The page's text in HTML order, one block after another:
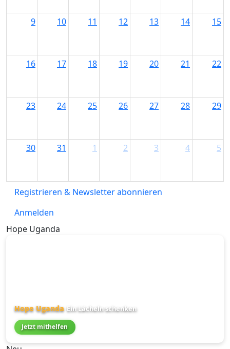
9 10 11 12 13 14 15
16 17 18 19 20 21 22
23 24 25 26 27 28 29
30 31 1 2 3 4 5
Registrieren & Newsletter abonnieren
Anmelden
Hope Uganda
Hope Uganda Ein Lächeln schenken
Jetzt mithelfen